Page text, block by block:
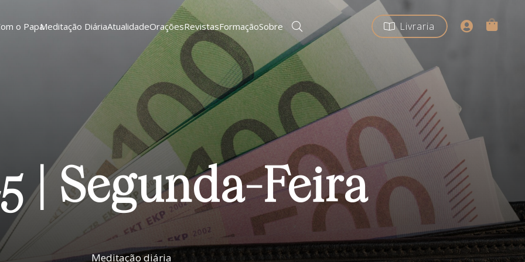
o PapaMeditação DiáriaAtualidadeOraçõesRevistasFormaçãoSobre Livraria
| Segunda-Feira
Meditação diária